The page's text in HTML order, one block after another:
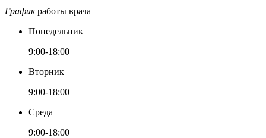
Графикработы врача
Понедельник
9:00-18:00
Вторник
9:00-18:00
Среда
9:00-18:00